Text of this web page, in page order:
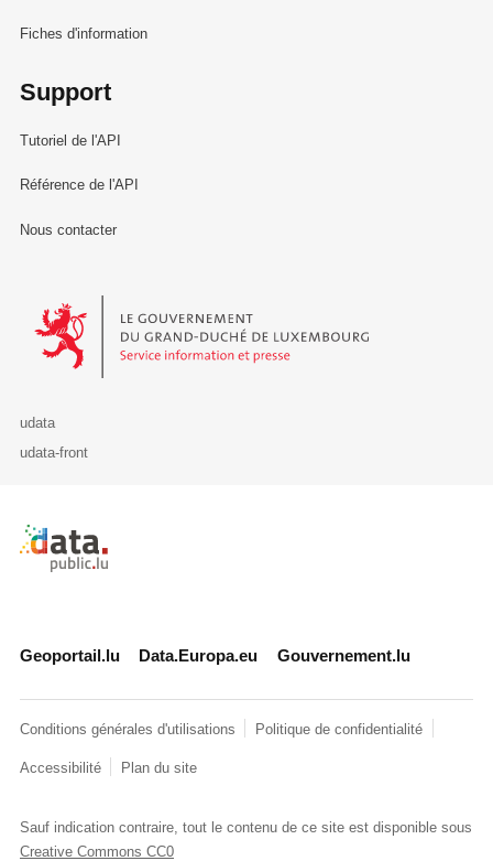
Fiches d'information
Support
Tutoriel de l'API
Référence de l'API
Nous contacter
Le Gouvernement du Grand-Duché de Luxembourg - Service
udata
udata-front
Retour à l'accueil de data.public.lu
Geoportail.lu Data.Europa.eu Gouvernement.lu
Conditions générales d'utilisations Politique de confidentialité
Accessibilité Plan du site
Sauf indication contraire, tout le contenu de ce site est disponible sous
Creative Commons CC0